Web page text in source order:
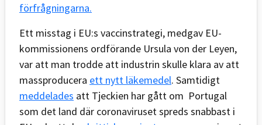
förfrågningarna.
Ett misstag i EU:s vaccinstrategi, medgav EU-
kommissionens ordförande Ursula von der Leyen,
var att man trodde att industrin skulle klara av att
massproducera ett nytt läkemedel. Samtidigt
meddelades att Tjeckien har gått om Portugal
som det land där coronaviruset spreds snabbast i